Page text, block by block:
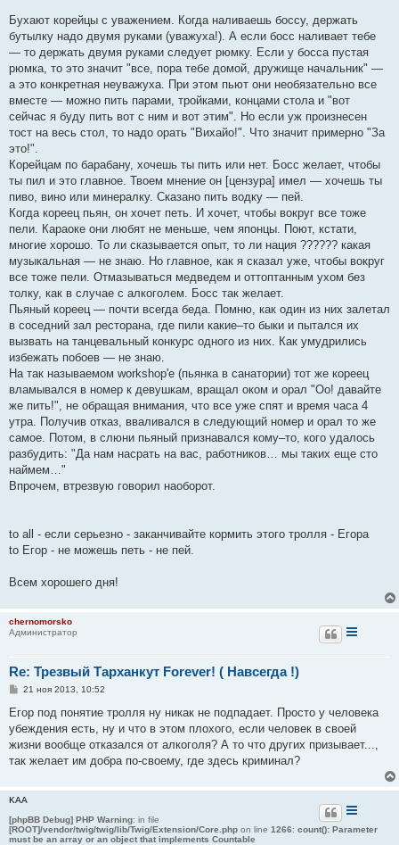
Бухают корейцы с уважением. Когда наливаешь боссу, держать
бутылку надо двумя руками (уважуха!). А если босс наливает тебе
— то держать двумя руками следует рюмку. Если у босса пустая
рюмка, то это значит "все, пора тебе домой, дружище начальник" —
а это конкретная неуважуха. При этом пьют они необязательно все
вместе — можно пить парами, тройками, концами стола и "вот
сейчас я буду пить вот с ним и вот этим". Но если уж произнесен
тост на весь стол, то надо орать "Вихайо!". Что значит примерно "За
это!".
Корейцам по барабану, хочешь ты пить или нет. Босс желает, чтобы
ты пил и это главное. Твоем мнение он [цензура] имел — хочешь ты
пиво, вино или минералку. Сказано пить водку — пей.
Когда кореец пьян, он хочет петь. И хочет, чтобы вокруг все тоже
пели. Караоке они любят не меньше, чем японцы. Поют, кстати,
многие хорошо. То ли сказывается опыт, то ли нация ?????? какая
музыкальная — не знаю. Но главное, как я сказал уже, чтобы вокруг
все тоже пели. Отмазываться медведем и оттоптанным ухом без
толку, как в случае с алкоголем. Босс так желает.
Пьяный кореец — почти всегда беда. Помню, как один из них залетал
в соседний зал ресторана, где пили какие–то быки и пытался их
вызвать на танцевальный конкурс одного из них. Как умудрились
избежать побоев — не знаю.
На так называемом workshop'e (пьянка в санатории) тот же кореец
вламывался в номер к девушкам, вращал оком и орал "Оо! давайте
же пить!", не обращая внимания, что все уже спят и время часа 4
утра. Получив отказ, вваливался в следующий номер и орал то же
самое. Потом, в слюни пьяный признавался кому–то, кого удалось
разбудить: "Да нам насрать на вас, работников… мы таких еще сто
наймем…"
Впрочем, втрезвую говорил наоборот.
to all - если серьезно - заканчивайте кормить этого тролля - Егора
to Егор - не можешь петь - не пей.
Всем хорошего дня!
chernomorsko
Администратор
Re: Трезвый Тарханкут Forever! ( Навсегда !)
С
о
щ
е
и
21 ноя 2013, 10:52
Егор под понятие тролля ну никак не подпадает. Просто у человека
убеждения есть, ну и что в этом плохого, если человек в своей
жизни вообще отказался от алкоголя? А то что других призывает...,
так желает им добра по-своему, где здесь криминал?
KAA
[phpBB Debug] PHP Warning: in file
[ROOT]/vendor/twig/twig/lib/Twig/Extension/Core.php on line 1266: count(): Parameter
must be an array or an object that implements Countable